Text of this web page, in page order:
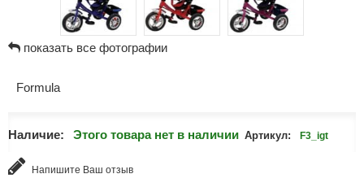
показать все фотографии
Formula
Наличие: Этого товара нет в наличии Артикул: F3_igt
Напишите Ваш отзыв